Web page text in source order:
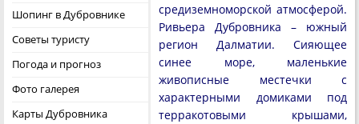
Шопинг в Дубровнике
Советы туристу
Погода и прогноз
Фото галерея
Карты Дубровника
средиземноморской атмосферой.
Ривьера Дубровника – южный
регион Далматии. Сияющее
синее море, маленькие
живописные местечки с
характерными домиками под
терракотовыми крышами,